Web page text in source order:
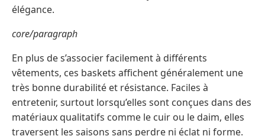
élégance.
core/paragraph
En plus de s’associer facilement à différents
vêtements, ces baskets affichent généralement une
très bonne durabilité et résistance. Faciles à
entretenir, surtout lorsqu’elles sont conçues dans des
matériaux qualitatifs comme le cuir ou le daim, elles
traversent les saisons sans perdre ni éclat ni forme.